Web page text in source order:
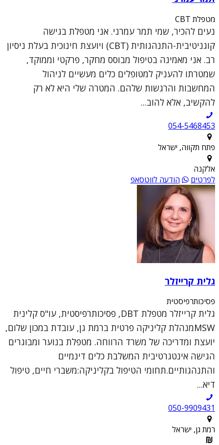
מטפלת CBT
נעים להכיר, שמי תמר עמרני. אני מטפלת בגישה
קוגניטיבית-התנהגותית (CBT) ויועצת חינוכית בעלת ניסיון
רב. אני מאמינה בטיפול מבוסס מחקר, פרקטי וממוקד,
שמטרתו להעניק למטופלים כלים מעשיים לניהול
המחשבות והרגשות שלהם. המטרה שלי היא לא רק
להקשיב, אלא להוב...
054-5468453
פתח תקווה, ישראל
אלקנה
לפרטים
הודעה לווטסאפ
גלית קרייזלר
פסיכותרפיסטית
גלית קרייזלר מטפלת DBT, פסיכותרפיסטית, עו"ס קלינית
MSWמנהלת קליניקה פרטית ברמת גן, עובדת במכון שלום,
יועצת ומדריכה של משרד הרווחה. מטפלת בנוער ומבוגרים
הגישה אינטגרטיבית המשלבת כלים דינמיים
והתנהגותיים.תחומי הטיפול בקליניקה:משברי חיים, טיפול
דיא...
050-9909431
רמת גן, ישראל